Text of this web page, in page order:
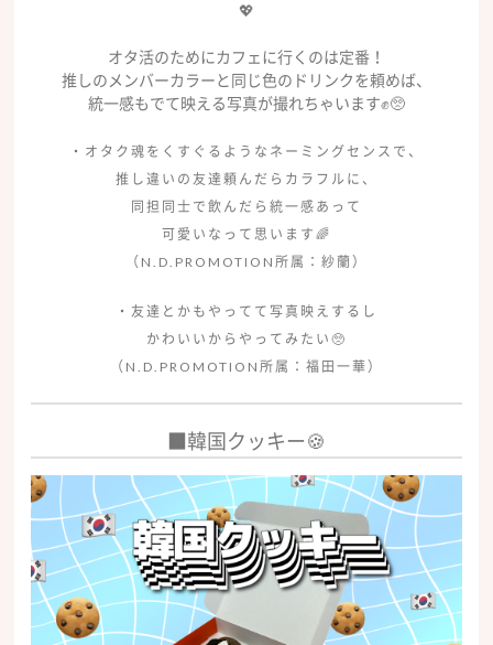
💖
オタ活のためにカフェに行くのは定番！
推しのメンバーカラーと同じ色のドリンクを頼めば、
統一感もでて映える写真が撮れちゃいます✊🥺
・オタク魂をくすぐるようなネーミングセンスで、
推し違いの友達頼んだらカラフルに、
同担同士で飲んだら統一感あって
可愛いなって思います🌈
（N.D.PROMOTION所属：紗蘭）
・友達とかもやってて写真映えするし
かわいいからやってみたい🥺
（N.D.PROMOTION所属：福田一華）
■韓国クッキー🍪